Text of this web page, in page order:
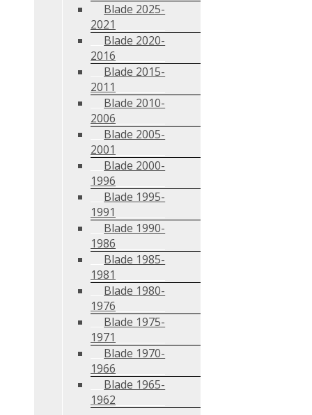
Blade 2025-
2021
Blade 2020-
2016
Blade 2015-
2011
Blade 2010-
2006
Blade 2005-
2001
Blade 2000-
1996
Blade 1995-
1991
Blade 1990-
1986
Blade 1985-
1981
Blade 1980-
1976
Blade 1975-
1971
Blade 1970-
1966
Blade 1965-
1962